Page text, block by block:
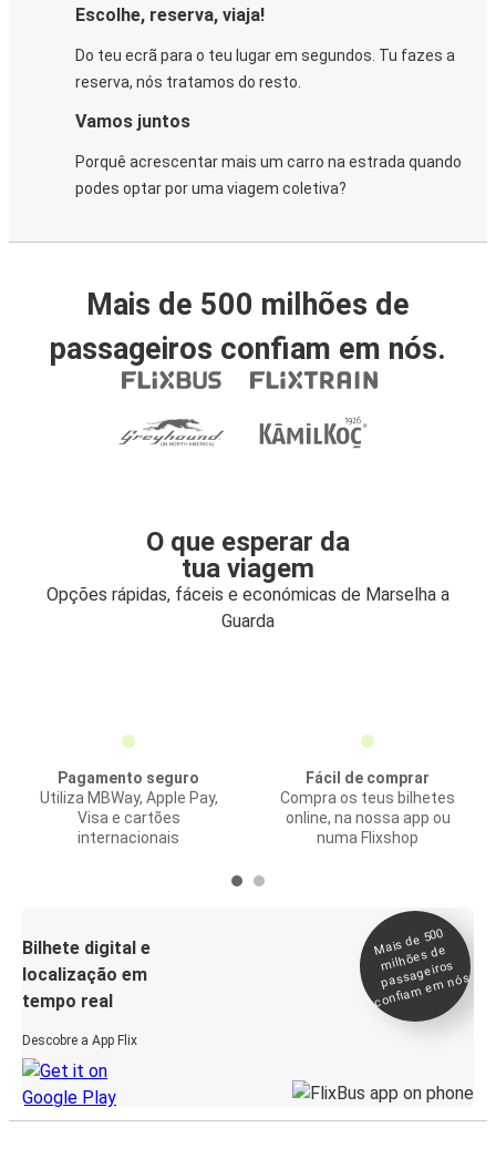
Escolhe, reserva, viaja!
Do teu ecrã para o teu lugar em segundos. Tu fazes a
reserva, nós tratamos do resto.
Vamos juntos
Porquê acrescentar mais um carro na estrada quando
podes optar por uma viagem coletiva?
Mais de 500 milhões de
passageiros confiam em nós.
O que esperar da
tua viagem
Opções rápidas, fáceis e económicas de Marselha a
Guarda
Pagamento seguro
Utiliza MBWay, Apple Pay,
Visa e cartões
internacionais
Fácil de comprar
Compra os teus bilhetes
online, na nossa app ou
numa Flixshop
Bilhete digital e
localização em
tempo real
Descobre a App Flix
Mais de 500
milhões de
passageiros
confia
m e
m nós